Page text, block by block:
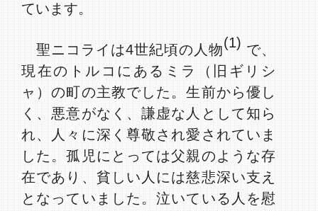
ています。
聖ニコライは4世紀頃の人物(1) で、
現在のトルコにあるミラ（旧ギリシ
ャ）の町の主教でした。生前から優し
く、悪意がなく、謙虚な人として知ら
れ、人々に深く尊敬され愛されていま
した。孤児にとっては父親のような存
在であり、貧しい人には慈悲深い支え
となっていました。泣いている人を慰